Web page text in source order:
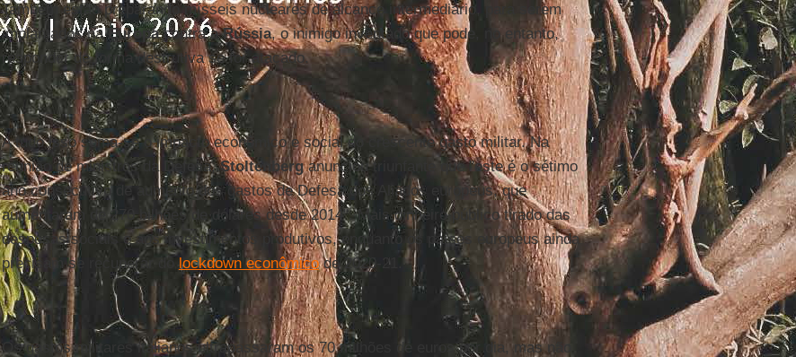
Também estão preparando mísseis nucleares de alcance intermediário, para serem
implantados naEuropacontra aRússia, o inimigo inventado que pode, no entanto,
responder de forma destrutiva se for atacado.
A tudo isso soma-se o impacto econômico e social do crescente gasto militar. Na
reunião de ministros da Defesa,Stoltenberganunciou triunfante que "este é o sétimo
ano consecutivo de aumento dos gastos de Defesa dos Aliados europeus, que
aumentaram de 270 bilhões de dólares desde 2014". Mais dinheiro público tirado das
despesas sociais e aos investimentos produtivos, enquanto os países europeus ainda
precisam se recuperar dolockdown econômicode 2020-21.
Os gastos militares italianos ultrapassaram os 70 milhões de euros por dia, mas não